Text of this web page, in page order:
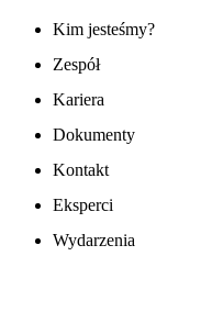
Kim jesteśmy?
Zespół
Kariera
Dokumenty
Kontakt
Eksperci
Wydarzenia